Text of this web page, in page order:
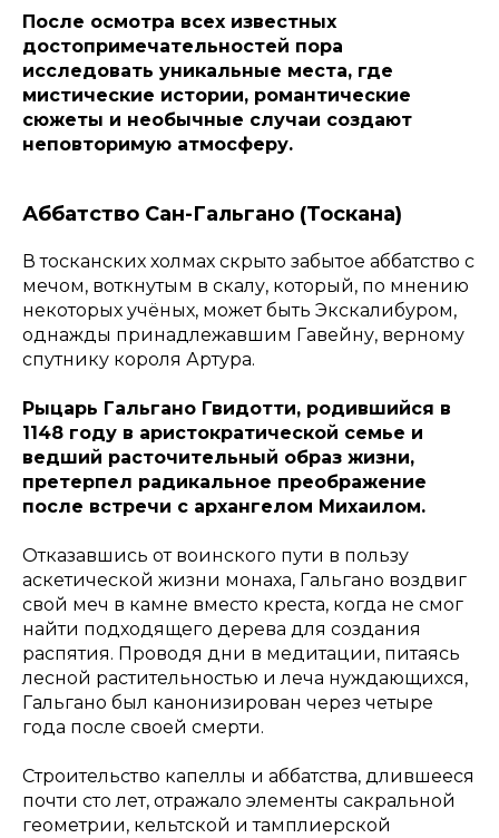
После осмотра всех известных
достопримечательностей пора
исследовать уникальные места, где
мистические истории, романтические
сюжеты и необычные случаи создают
неповторимую атмосферу.
Аббатство Сан-Гальгано (Тоскана)
В тосканских холмах скрыто забытое аббатство с
мечом, воткнутым в скалу, который, по мнению
некоторых учёных, может быть Экскалибуром,
однажды принадлежавшим Гавейну, верному
спутнику короля Артура.
Рыцарь Гальгано Гвидотти, родившийся в
1148 году в аристократической семье и
ведший расточительный образ жизни,
претерпел радикальное преображение
после встречи с архангелом Михаилом.
Отказавшись от воинского пути в пользу
аскетической жизни монаха, Гальгано воздвиг
свой меч в камне вместо креста, когда не смог
найти подходящего дерева для создания
распятия. Проводя дни в медитации, питаясь
лесной растительностью и леча нуждающихся,
Гальгано был канонизирован через четыре
года после своей смерти.
Строительство капеллы и аббатства, длившееся
почти сто лет, отражало элементы сакральной
геометрии, кельтской и тамплиерской